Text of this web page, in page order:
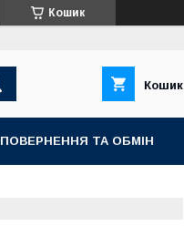
Кошик
Кошик
ПОВЕРНЕННЯ ТА ОБМІН